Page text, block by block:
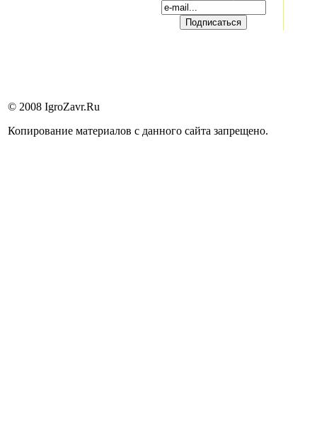
© 2008 IgroZavr.Ru
Копирование материалов с данного сайта запрещено.